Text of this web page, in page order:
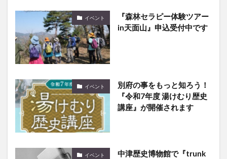
イベント
『森林セラピー体験ツアー
in天面山』申込受付中です
イベント
別府の事をもっと知ろう！
『令和7年度 湯けむり歴史
講座』が開催されます
イベント
中津歴史博物館で『trunk